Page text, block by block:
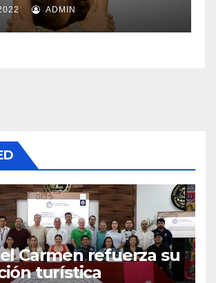
ADMIN
Carmen refuerza su
turística